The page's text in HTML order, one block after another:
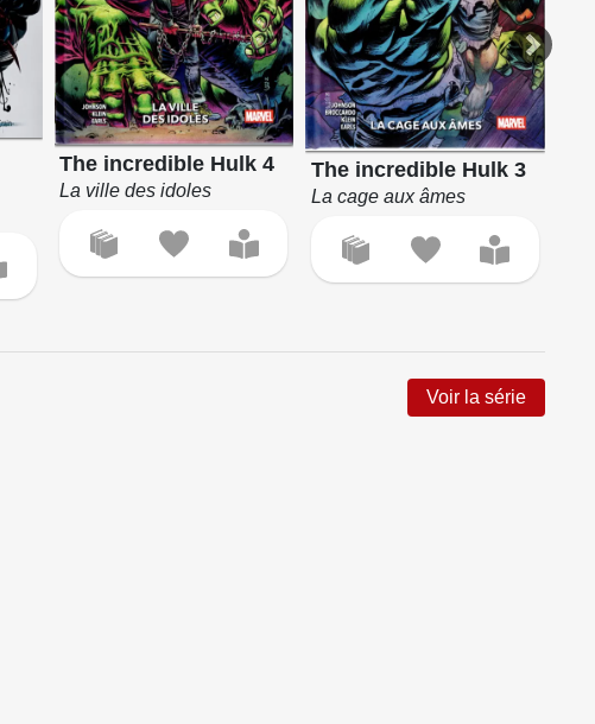
The incredible Hulk 4
La ville des idoles
The incredible Hulk 3
La cage aux âmes
Voir la série